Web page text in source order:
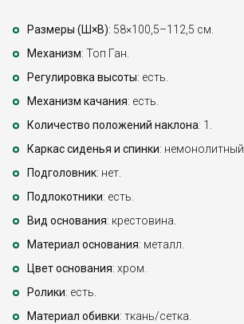
Размеры (Ш×В): 58×100,5–112,5 см.
Механизм: Топ Ган.
Регулировка высоты: есть.
Механизм качания: есть.
Количество положений наклона: 1.
Каркас сиденья и спинки: немонолитный.
Подголовник: нет.
Подлокотники: есть.
Вид основания: крестовина.
Материал основания: металл.
Цвет основания: хром.
Ролики: есть.
Материал обивки: ткань/сетка.